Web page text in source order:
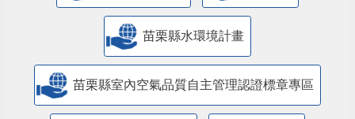
苗栗縣水環境計畫
苗栗縣室內空氣品質自主管理認證標章專區